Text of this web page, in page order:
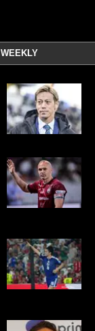
WEEKLY